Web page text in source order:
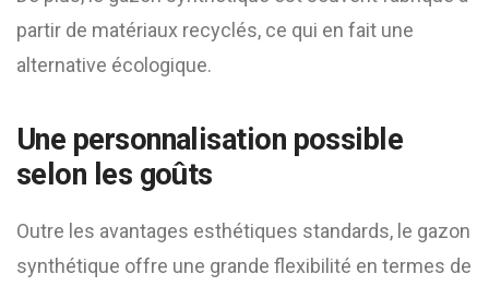
partir de matériaux recyclés, ce qui en fait une
alternative écologique.
Une personnalisation possible
selon les goûts
Outre les avantages esthétiques standards, le gazon
synthétique offre une grande flexibilité en termes de